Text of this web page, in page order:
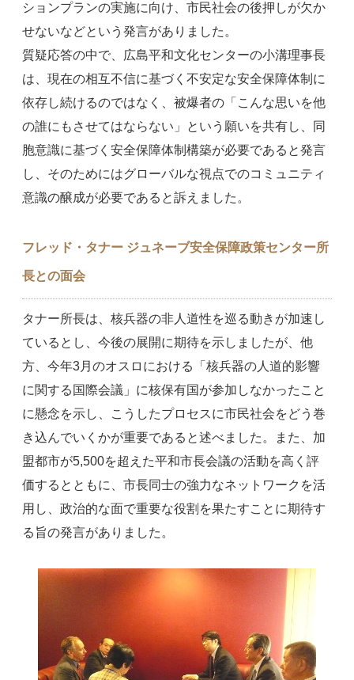
ションプランの実施に向け、市民社会の後押しが欠か
せないなどという発言がありました。
質疑応答の中で、広島平和文化センターの小溝理事長
は、現在の相互不信に基づく不安定な安全保障体制に
依存し続けるのではなく、被爆者の「こんな思いを他
の誰にもさせてはならない」という願いを共有し、同
胞意識に基づく安全保障体制構築が必要であると発言
し、そのためにはグローバルな視点でのコミュニティ
意識の醸成が必要であると訴えました。
フレッド・タナー ジュネーブ安全保障政策センター所
長との面会
タナー所長は、核兵器の非人道性を巡る動きが加速し
ているとし、今後の展開に期待を示しましたが、他
方、今年3月のオスロにおける「核兵器の人道的影響
に関する国際会議」に核保有国が参加しなかったこと
に懸念を示し、こうしたプロセスに市民社会をどう巻
き込んでいくかが重要であると述べました。また、加
盟都市が5,500を超えた平和市長会議の活動を高く評
価するとともに、市長同士の強力なネットワークを活
用し、政治的な面で重要な役割を果たすことに期待す
る旨の発言がありました。